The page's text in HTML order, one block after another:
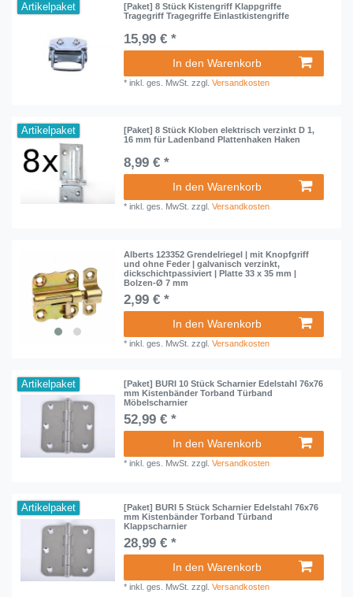
Artikelpaket
[Paket] 8 Stück Kistengriff Klappgriffe
Tragegriff Tragegriffe Einlastkistengriffe
15,99 € *
In den Warenkorb
*inkl. ges. MwSt. zzgl.Versandkosten
Artikelpaket
[Paket] 8 Stück Kloben elektrisch verzinkt D 1,
16 mm für Ladenband Plattenhaken Haken
8,99 € *
In den Warenkorb
*inkl. ges. MwSt. zzgl.Versandkosten
Alberts 123352 Grendelriegel | mit Knopfgriff
und ohne Feder | galvanisch verzinkt,
dickschichtpassiviert | Platte 33 x 35 mm |
Bolzen-Ø 7 mm
2,99 € *
In den Warenkorb
*inkl. ges. MwSt. zzgl.Versandkosten
Artikelpaket
[Paket] BURI 10 Stück Scharnier Edelstahl 76x76
mm Kistenbänder Torband Türband
Möbelscharnier
52,99 € *
In den Warenkorb
*inkl. ges. MwSt. zzgl.Versandkosten
Artikelpaket
[Paket] BURI 5 Stück Scharnier Edelstahl 76x76
mm Kistenbänder Torband Türband
Klappscharnier
28,99 € *
In den Warenkorb
*inkl. ges. MwSt. zzgl.Versandkosten